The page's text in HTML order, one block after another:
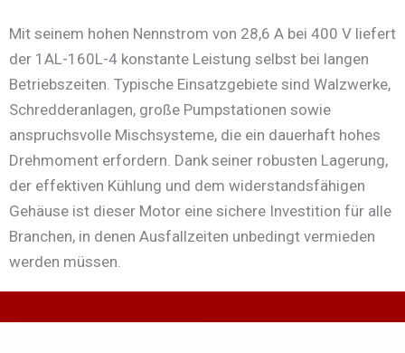
Mit seinem hohen Nennstrom von 28,6 A bei 400 V liefert
der 1AL-160L-4 konstante Leistung selbst bei langen
Betriebszeiten. Typische Einsatzgebiete sind Walzwerke,
Schredderanlagen, große Pumpstationen sowie
anspruchsvolle Mischsysteme, die ein dauerhaft hohes
Drehmoment erfordern. Dank seiner robusten Lagerung,
der effektiven Kühlung und dem widerstandsfähigen
Gehäuse ist dieser Motor eine sichere Investition für alle
Branchen, in denen Ausfallzeiten unbedingt vermieden
werden müssen.